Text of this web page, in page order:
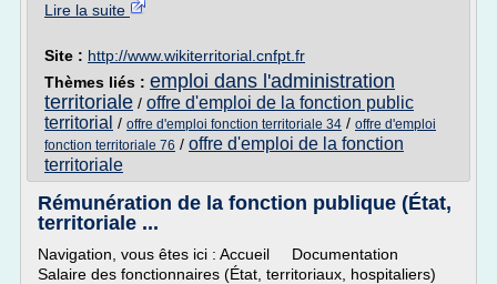
Lire la suite
Site : http://www.wikiterritorial.cnfpt.fr
Thèmes liés : emploi dans l'administration
territoriale / offre d'emploi de la fonction public
territorial / offre d'emploi fonction territoriale 34 / offre d'emploi
fonction territoriale 76 / offre d'emploi de la fonction
territoriale
Rémunération de la fonction publique (État,
territoriale ...
Navigation, vous êtes ici : Accueil Documentation
Salaire des fonctionnaires (État, territoriaux, hospitaliers)